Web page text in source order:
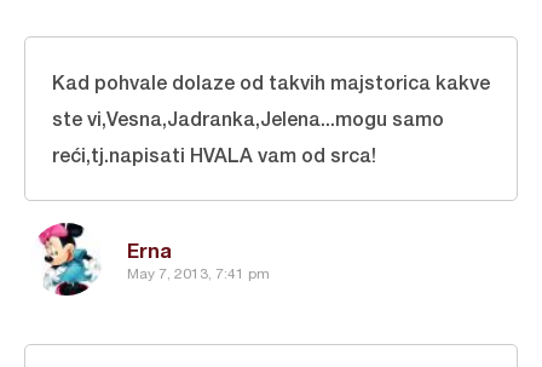
Erna
May 7, 2013, 7:41 pm
Kad pohvale dolaze od takvih majstorica kakve
ste vi,Vesna,Jadranka,Jelena...mogu samo
reći,tj.napisati HVALA vam od srca!